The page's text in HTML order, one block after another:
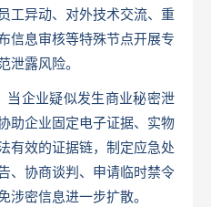
工异动、对外技术交流、重
信息审核等特殊节点开展专
泄露风险。
当企业疑似发生商业秘密泄
助企业固定电子证据、实物
有效的证据链，制定应急处
、协商谈判、申请临时禁令
涉密信息进一步扩散。